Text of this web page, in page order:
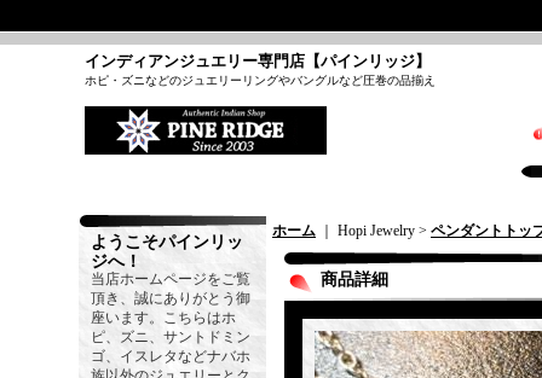
インディアンジュエリー専門店【パインリッジ】
ホピ・ズニなどのジュエリーリングやバングルなど圧巻の品揃え
ようこそパインリッ
ジへ！
当店ホームページをご覧
頂き、誠にありがとう御
座います。こちらはホ
ピ、ズニ、サントドミン
ゴ、イスレタなどナバホ
ホーム ｜ Hopi Jewelry > ペンダントトッ
商品詳細